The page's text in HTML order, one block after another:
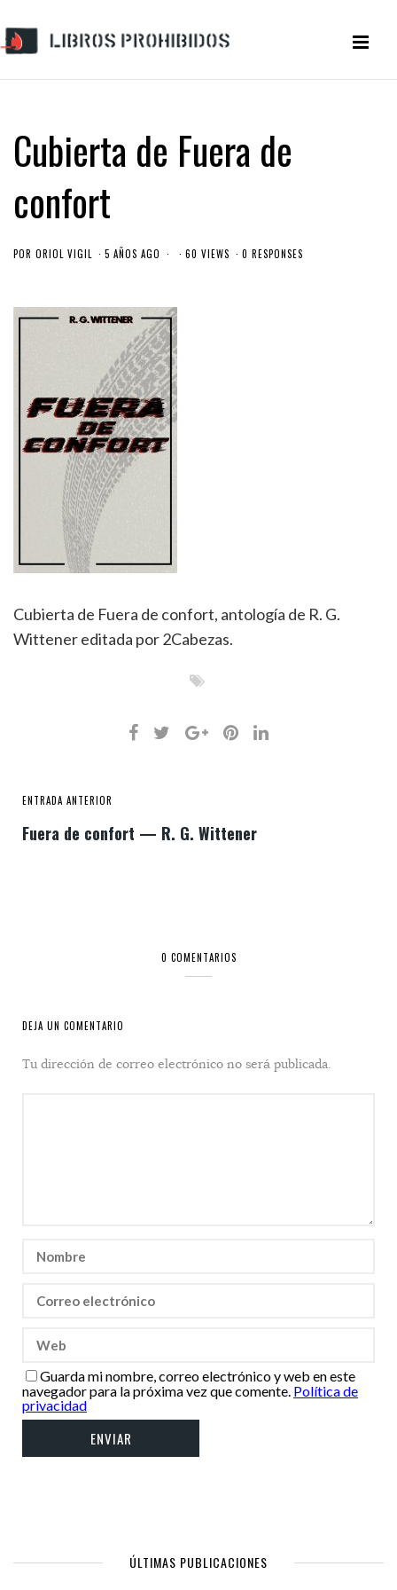
Cubierta de Fuera de
confort
POR ORIOL VIGIL 5 AÑOS AGO 60 VIEWS 0 RESPONSES
Cubierta de Fuera de confort, antología de R. G.
Wittener editada por 2Cabezas.
ENTRADA ANTERIOR
Fuera de confort — R. G. Wittener
0 COMENTARIOS
DEJA UN COMENTARIO
Tu dirección de correo electrónico no será publicada.
Guarda mi nombre, correo electrónico y web en este
navegador para la próxima vez que comente. Política de
privacidad
ÚLTIMAS PUBLICACIONES